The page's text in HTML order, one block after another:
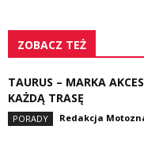
ZOBACZ TEŻ
TAURUS – MARKA
KAŻDĄ TRASĘ
PORADY Redakcja